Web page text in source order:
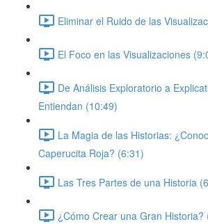
Eliminar el Ruido de las
El Foco en las Visualizaciones
De Análisis Exploratorio a
Entiendan (10:49)
La Magia de las Historias:
Caperucita Roja? (6:31)
Las Tres Partes de una Historia
¿Cómo Crear una Gran Historia?